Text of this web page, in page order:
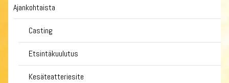
Ajankohtaista
Casting
Etsintäkuulutus
Kesäteatteriesite